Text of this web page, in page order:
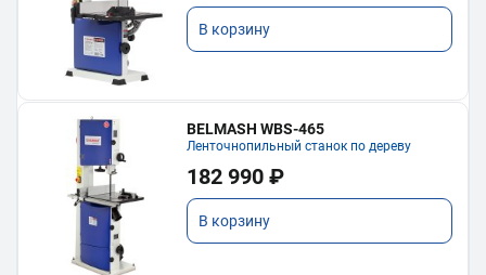
В корзину
BELMASH WBS-465
Ленточнопильный станок по дереву
182 990 ₽
В корзину